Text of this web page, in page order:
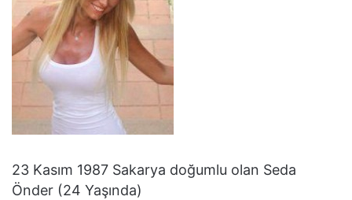
23 Kasım 1987 Sakarya doğumlu olan Seda
Önder (24 Yaşında)